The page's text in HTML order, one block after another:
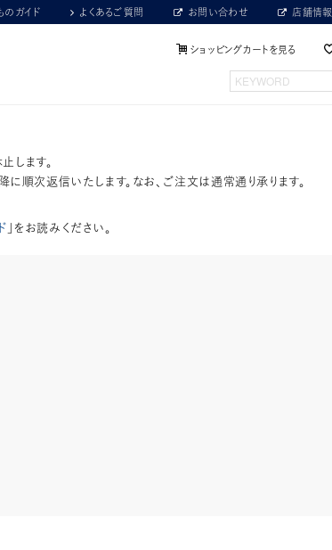
のガイド よくあるご質問 お問い合わせ 店舗情報
ショッピングカートを見る
します。
順次返信いたします。なお、ご注文は通常通り承ります。
」をお読みください。